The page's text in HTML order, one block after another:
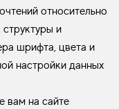
относительно
и
шрифта, цвета и
настройки данных
вам на сайте